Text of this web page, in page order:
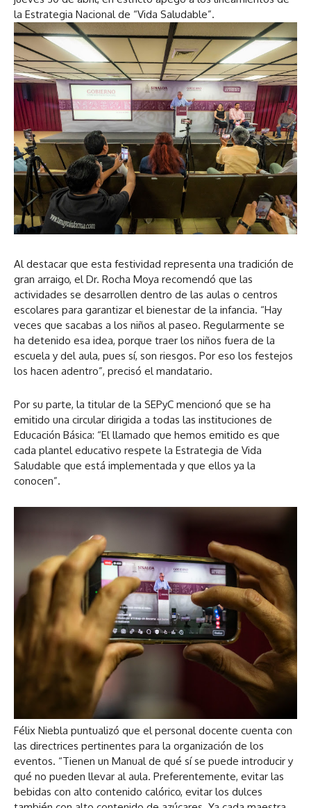
la Estrategia Nacional de “Vida Saludable”.
Al destacar que esta festividad representa una tradición de
gran arraigo, el Dr. Rocha Moya recomendó que las
actividades se desarrollen dentro de las aulas o centros
escolares para garantizar el bienestar de la infancia. “Hay
veces que sacabas a los niños al paseo. Regularmente se
ha detenido esa idea, porque traer los niños fuera de la
escuela y del aula, pues sí, son riesgos. Por eso los festejos
los hacen adentro”, precisó el mandatario.
Por su parte, la titular de la SEPyC mencionó que se ha
emitido una circular dirigida a todas las instituciones de
Educación Básica: “El llamado que hemos emitido es que
cada plantel educativo respete la Estrategia de Vida
Saludable que está implementada y que ellos ya la
conocen”.
Félix Niebla puntualizó que el personal docente cuenta con
las directrices pertinentes para la organización de los
eventos. “Tienen un Manual de qué sí se puede introducir y
qué no pueden llevar al aula. Preferentemente, evitar las
bebidas con alto contenido calórico, evitar los dulces